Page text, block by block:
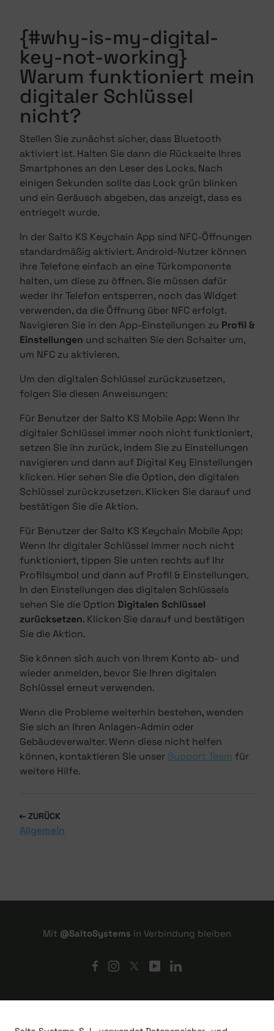
{#why-is-my-digital-
key-not-working}
Warum funktioniert mein
digitaler Schlüssel
nicht?
Stellen Sie zunächst sicher, dass Bluetooth
aktiviert ist. Halten Sie dann die Rückseite Ihres
Smartphones an den Leser des Locks. Nach
einigen Sekunden sollte das Lock grün blinken
und ein Geräusch abgeben, das anzeigt, dass es
entriegelt wurde.
In der Salto KS Keychain App sind NFC-Öffnungen
standardmäßig aktiviert. Android-Nutzer können
ihre Telefone einfach an eine Türkomponente
halten, um diese zu öffnen. Sie müssen dafür
weder ihr Telefon entsperren, noch das Widget
verwenden, da die Öffnung über NFC erfolgt.
Navigieren Sie in den App-Einstellungen zu Profil &
Einstellungen und schalten Sie den Schalter um,
um NFC zu aktivieren.
Um den digitalen Schlüssel zurückzusetzen,
folgen Sie diesen Anweisungen:
Für Benutzer der Salto KS Mobile App: Wenn Ihr
digitaler Schlüssel immer noch nicht funktioniert,
setzen Sie ihn zurück, indem Sie zu Einstellungen
navigieren und dann auf Digital Key Einstellungen
klicken. Hier sehen Sie die Option, den digitalen
Schlüssel zurückzusetzen. Klicken Sie darauf und
bestätigen Sie die Aktion.
Für Benutzer der Salto KS Keychain Mobile App:
Wenn Ihr digitaler Schlüssel immer noch nicht
funktioniert, tippen Sie unten rechts auf Ihr
Profilsymbol und dann auf Profil & Einstellungen.
In den Einstellungen des digitalen Schlüssels
sehen Sie die Option Digitalen Schlüssel
zurücksetzen. Klicken Sie darauf und bestätigen
Sie die Aktion.
Sie können sich auch von Ihrem Konto ab- und
wieder anmelden, bevor Sie Ihren digitalen
Schlüssel erneut verwenden.
Wenn die Probleme weiterhin bestehen, wenden
Sie sich an Ihren Anlagen-Admin oder
Gebäudeverwalter. Wenn diese nicht helfen
können, kontaktieren Sie unser Support Team für
weitere Hilfe.
ZURÜCK
Allgemein
Mit @SaltoSystems in Verbindung bleiben